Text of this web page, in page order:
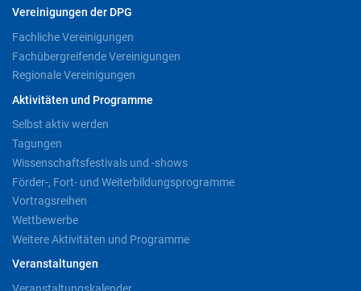
Vereinigungen der DPG
Fachliche Vereinigungen
Fachübergreifende Vereinigungen
Regionale Vereinigungen
Aktivitäten und Programme
Selbst aktiv werden
Tagungen
Wissenschaftsfestivals und -shows
Förder-, Fort- und Weiterbildungsprogramme
Vortragsreihen
Wettbewerbe
Weitere Aktivitäten und Programme
Veranstaltungen
Veranstaltungskalender